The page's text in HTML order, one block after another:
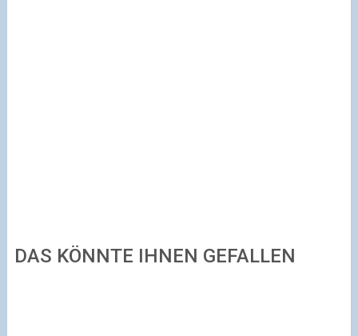
DAS KÖNNTE IHNEN GEFALLEN